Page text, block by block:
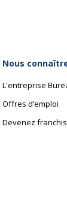
Nous
L'entreprise
Offres d’emploi
Devenez